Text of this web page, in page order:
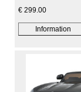
€ 299.00